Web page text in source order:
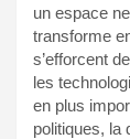
un espace
transforme
s’efforcent
les
en plus
politiques, la